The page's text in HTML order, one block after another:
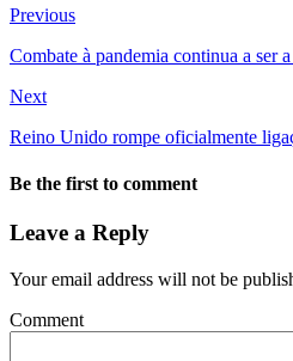
Previous
Combate à pandemia continua a ser
Next
Reino Unido rompe oficialmente
Be the first to comment
Leave a Reply
Your email address will not be
Comment